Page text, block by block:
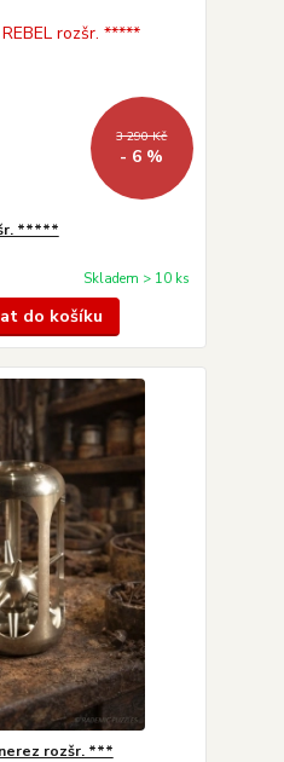
3 290 Kč
- 6 %
*****
Skladem > 10 ks
do košíku
nerez rozšr. ***